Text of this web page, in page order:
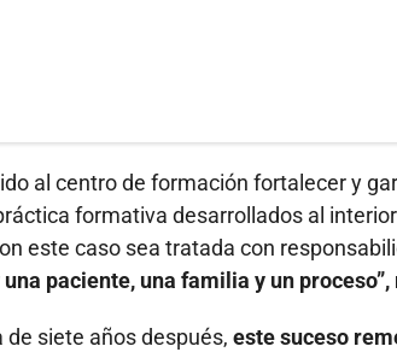
al centro de formación fortalecer y
formativa desarrollados al
este caso sea tratada con
paciente, una familia y un
de siete años después, este suceso